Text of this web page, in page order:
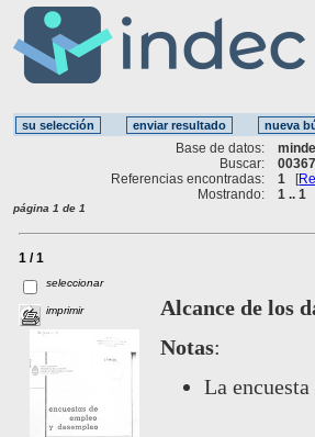
Base de datos:
minde
Buscar:
Referencias encontradas:
1 [
Mostrando:
1 .. 1
página 1 de 1
1 / 1
seleccionar
imprimir Alcance de los
Notas:
La